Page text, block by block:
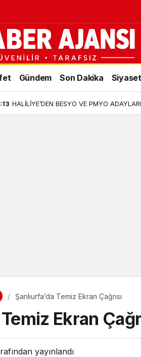
Gündem Son Dakika Siyaset
HALİLİYE’DEN BESYO VE PMYO
Şanlıurfa’da Temiz Ekran Çağrısı
Ekran
yayınlandı